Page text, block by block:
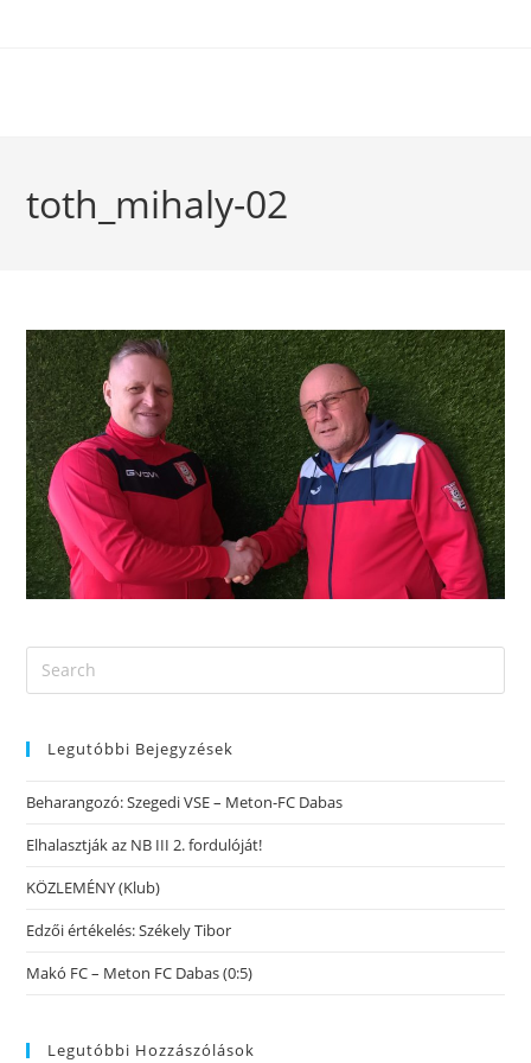
toth_mihaly-02
Legutóbbi Bejegyzések
Beharangozó: Szegedi VSE – Meton-FC Dabas
Elhalasztják az NB III 2. fordulóját!
KÖZLEMÉNY (Klub)
Edzői értékelés: Székely Tibor
Makó FC – Meton FC Dabas (0:5)
Legutóbbi Hozzászólások